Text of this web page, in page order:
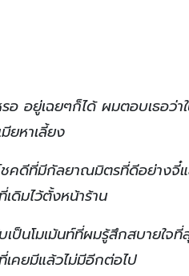
อ อยู่เฉยๆก็ได้ ผมตอบเธอว่
ยหาเลี้ยง
ชคดีที่มีกัลยาณมิตรที่ดีอย่าง
ดิมไว้ตั้งหน้าร้าน
นโมเม้นท์ที่ผมรู้สึกสบายใจที่
เคยมีแล้วไม่มีอีกต่อไป